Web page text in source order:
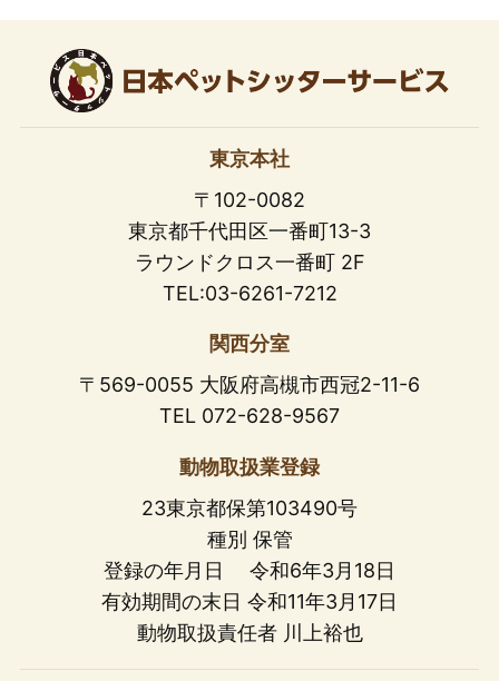
東京本社
〒102-0082
東京都千代田区一番町13-3
ラウンドクロス一番町 2F
TEL:03-6261-7212
関西分室
〒569-0055 大阪府高槻市西冠2-11-6
TEL 072-628-9567
動物取扱業登録
23東京都保第103490号
種別 保管
登録の年月日 令和6年3月18日
有効期間の末日 令和11年3月17日
動物取扱責任者 川上裕也